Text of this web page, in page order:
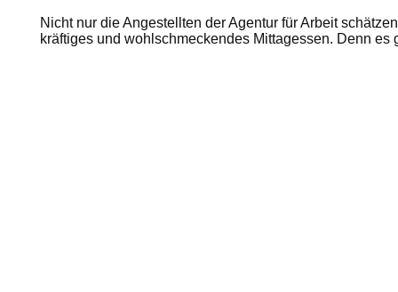
Nicht nur die Angestellten der Agentur für Arbeit
kräftiges und wohlschmeckendes Mittagessen. Denn